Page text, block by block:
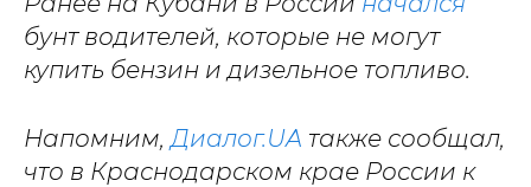
бунт водителей, которые не могут
купить бензин и дизельное топливо.
Напомним, Диалог.UA также сообщал,
что в Краснодарском крае России к